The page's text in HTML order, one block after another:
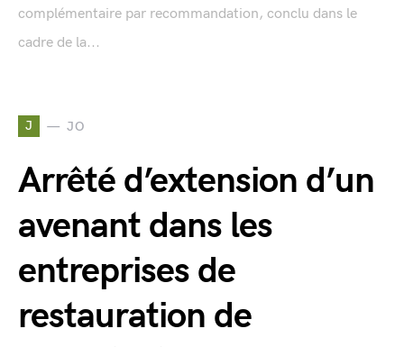
complémentaire par recommandation, conclu dans le
cadre de la...
J JO
Arrêté d’extension d’un
avenant dans les
entreprises de
restauration de